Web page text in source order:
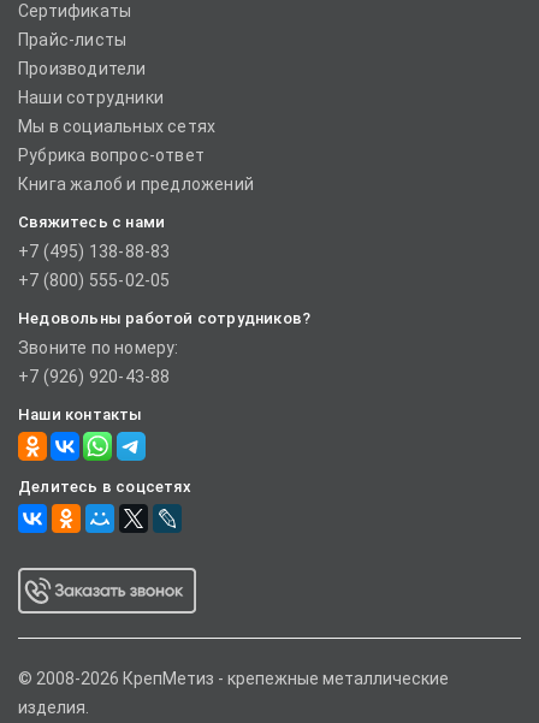
Сертификаты
Прайс-листы
Производители
Наши сотрудники
Мы в социальных сетях
Рубрика вопрос-ответ
Книга жалоб и предложений
Свяжитесь с нами
+7 (495) 138-88-83
+7 (800) 555-02-05
Недовольны работой сотрудников?
Звоните по номеру:
+7 (926) 920-43-88
Наши контакты
Делитесь в соцсетях
© 2008-2026 КрепМетиз - крепежные металлические
изделия.